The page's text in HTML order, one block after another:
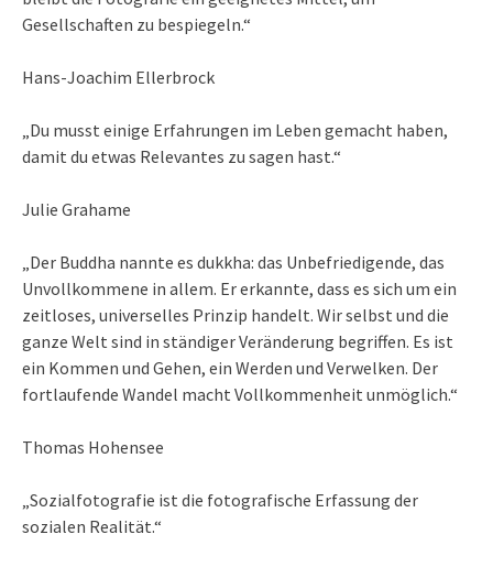
Gesellschaften zu bespiegeln.“
Hans-Joachim Ellerbrock
„Du musst einige Erfahrungen im Leben gemacht haben,
damit du etwas Relevantes zu sagen hast.“
Julie Grahame
„Der Buddha nannte es dukkha: das Unbefriedigende, das
Unvollkommene in allem. Er erkannte, dass es sich um ein
zeitloses, universelles Prinzip handelt. Wir selbst und die
ganze Welt sind in ständiger Veränderung begriffen. Es ist
ein Kommen und Gehen, ein Werden und Verwelken. Der
fortlaufende Wandel macht Vollkommenheit unmöglich.“
Thomas Hohensee
„Sozialfotografie ist die fotografische Erfassung der
sozialen Realität.“